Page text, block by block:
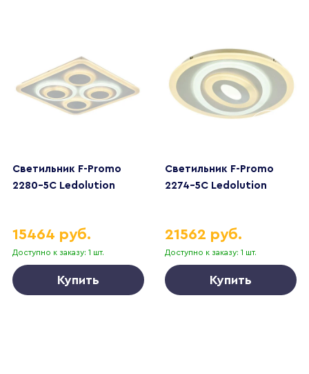
Светильник F-Promo
2280-5C Ledolution
Доступно к заказу: 1 шт.
15464 руб.
Купить
Светильник F-Promo
2274-5C Ledolution
Доступно к заказу: 1 шт.
21562 руб.
Купить